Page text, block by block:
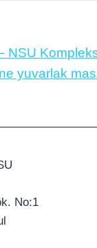
NSU
yuvarlak
No:1